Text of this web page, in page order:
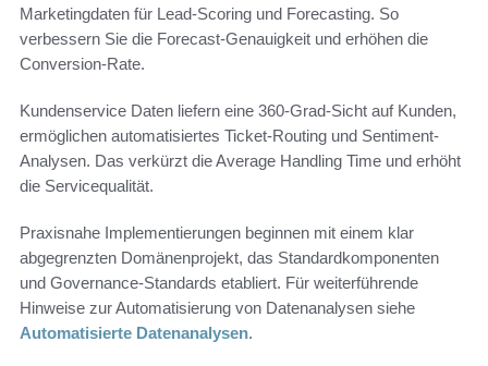
Marketingdaten für Lead-Scoring und Forecasting. So
verbessern Sie die Forecast-Genauigkeit und erhöhen die
Conversion-Rate.
Kundenservice Daten liefern eine 360-Grad-Sicht auf Kunden,
ermöglichen automatisiertes Ticket-Routing und Sentiment-
Analysen. Das verkürzt die Average Handling Time und erhöht
die Servicequalität.
Praxisnahe Implementierungen beginnen mit einem klar
abgegrenzten Domänenprojekt, das Standardkomponenten
und Governance-Standards etabliert. Für weiterführende
Hinweise zur Automatisierung von Datenanalysen siehe
Automatisierte Datenanalysen.